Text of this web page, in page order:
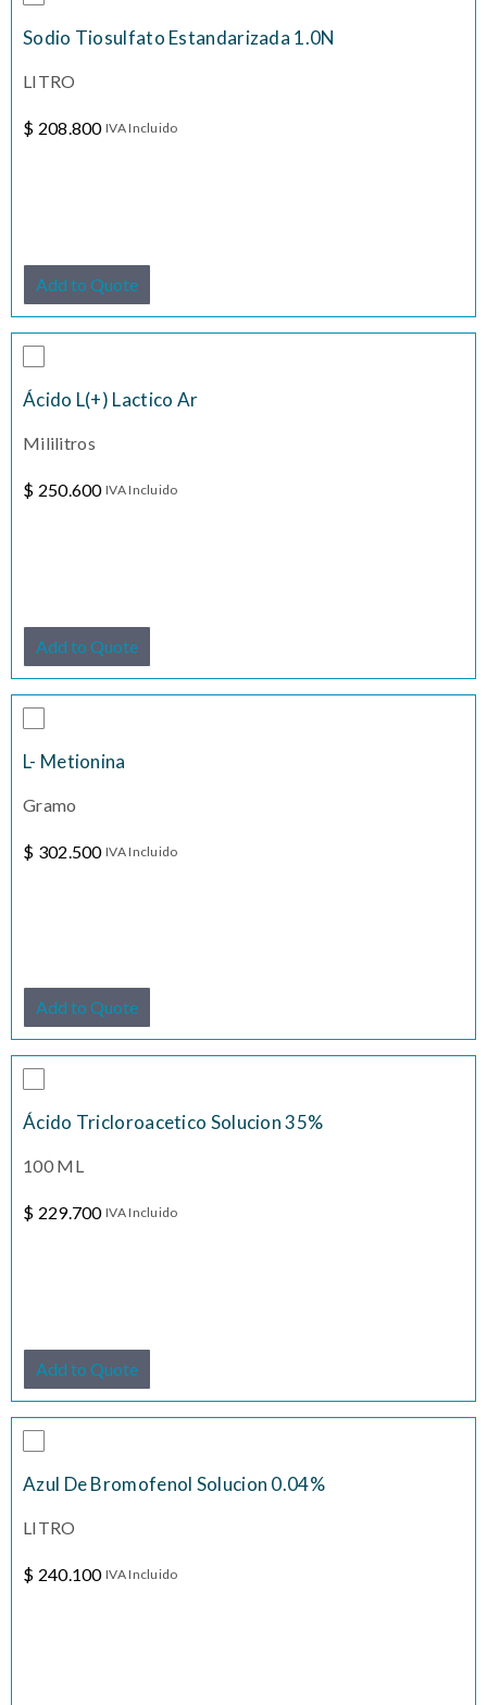
Sodio Tiosulfato Estandarizada 1.0N
LITRO
$ 208.800 IVA Incluido
Add to Quote
Ácido L(+) Lactico Ar
Mililitros
$ 250.600 IVA Incluido
Add to Quote
L- Metionina
Gramo
$ 302.500 IVA Incluido
Add to Quote
Ácido Tricloroacetico Solucion 35%
100 ML
$ 229.700 IVA Incluido
Add to Quote
Azul De Bromofenol Solucion 0.04%
LITRO
$ 240.100 IVA Incluido